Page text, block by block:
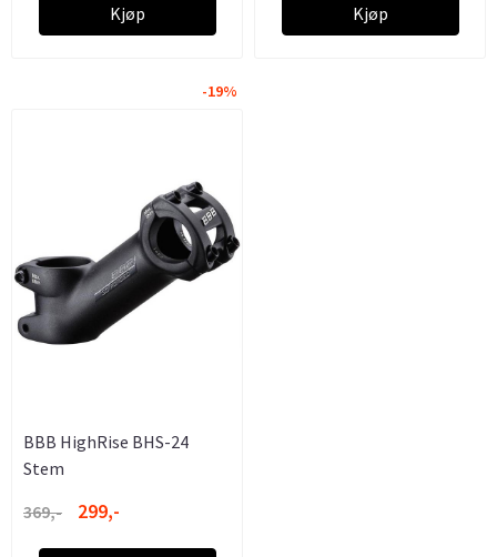
Kjøp Kjøp
-19%
BBB HighRise BHS-24
Stem
369,-
299,-